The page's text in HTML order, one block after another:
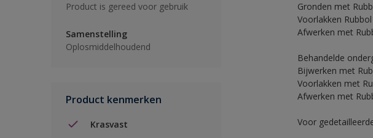
Product is gereed voor gebruik
Samenstelling
Oplosmiddelhoudend
Product kenmerken
Krasvast
Gronden met
Voorlakken
Afwerken met
Behandelde
Bijwerken met
Voorlakken met
Afwerken met
Voor